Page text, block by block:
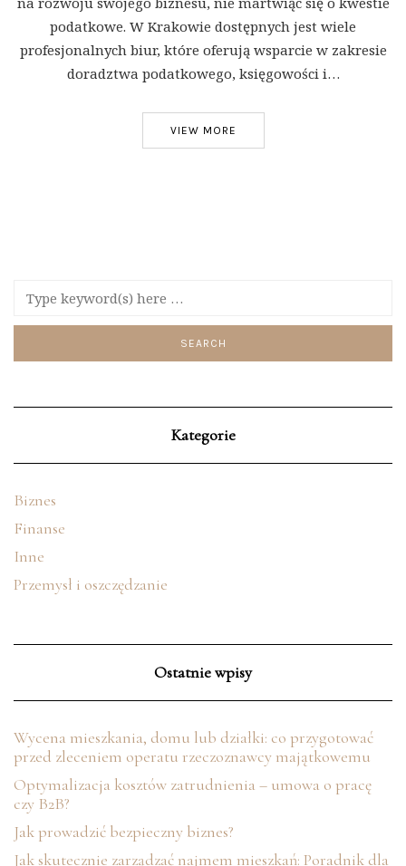
podatkowe. W Krakowie dostępnych jest wiele
profesjonalnych biur, które oferują wsparcie w zakresie
doradztwa podatkowego, księgowości i…
VIEW MORE
Kategorie
Biznes
Finanse
Inne
Przemysł i oszczędzanie
Ostatnie wpisy
Wycena mieszkania, domu lub działki: co przygotować
przed zleceniem operatu rzeczoznawcy majątkowemu
Optymalizacja kosztów zatrudnienia – umowa o pracę
czy B2B?
Jak prowadzić bezpieczny biznes?
Jak skutecznie zarządzać najmem mieszkań: Poradnik dla